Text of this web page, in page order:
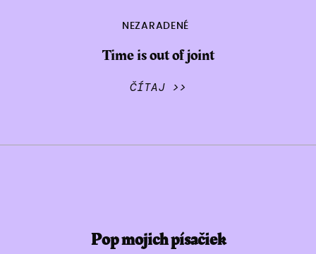
NEZARADENÉ
Time is out of joint
ČÍTAJ >>
Pop mojich písačiek